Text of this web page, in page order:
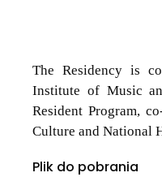
The Residency is
Institute of Music
Resident Program,
Culture and National
Plik do pobrania